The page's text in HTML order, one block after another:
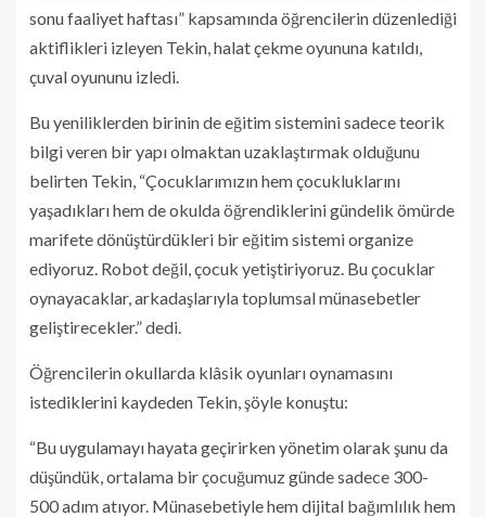
sonu faaliyet haftası” kapsamında öğrencilerin düzenlediği
aktiflikleri izleyen Tekin, halat çekme oyununa katıldı,
çuval oyununu izledi.
Bu yeniliklerden birinin de eğitim sistemini sadece teorik
bilgi veren bir yapı olmaktan uzaklaştırmak olduğunu
belirten Tekin, “Çocuklarımızın hem çocukluklarını
yaşadıkları hem de okulda öğrendiklerini gündelik ömürde
marifete dönüştürdükleri bir eğitim sistemi organize
ediyoruz. Robot değil, çocuk yetiştiriyoruz. Bu çocuklar
oynayacaklar, arkadaşlarıyla toplumsal münasebetler
geliştirecekler.” dedi.
Öğrencilerin okullarda klâsik oyunları oynamasını
istediklerini kaydeden Tekin, şöyle konuştu:
“Bu uygulamayı hayata geçirirken yönetim olarak şunu da
düşündük, ortalama bir çocuğumuz günde sadece 300-
500 adım atıyor. Münasebetiyle hem dijital bağımlılık hem